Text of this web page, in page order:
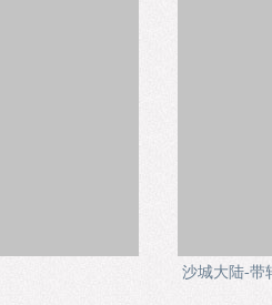
沙城大陆-带